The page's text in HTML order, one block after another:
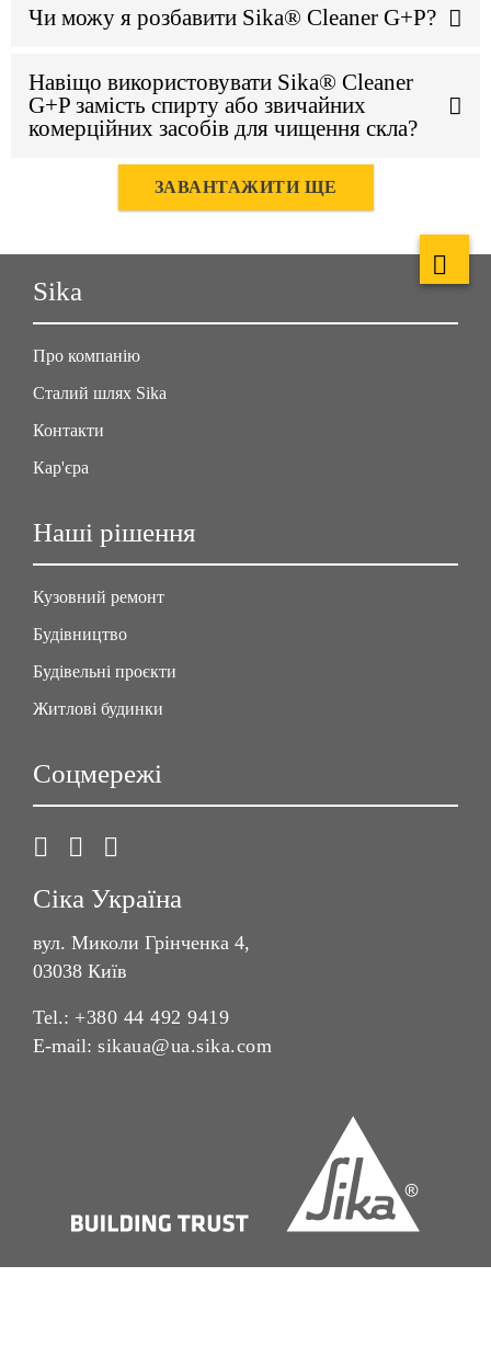
Чи можу я розбавити Sika® Cleaner G+P?
Навіщо використовувати Sika® Cleaner
G+P замість спирту або звичайних
комерційних засобів для чищення скла?
ЗАВАНТАЖИТИ ЩЕ
Sika
Про компанію
Сталий шлях Sika
Контакти
Кар'єра
Наші рішення
Кузовний ремонт
Будівництво
Будівельні проєкти
Житлові будинки
Соцмережі
Сіка Україна
вул. Миколи Грінченка 4,
03038 Київ
Tel.: +380 44 492 9419
E-mail: sikaua@ua.sika.com